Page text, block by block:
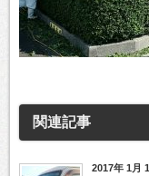
関連記事
2017年 1月